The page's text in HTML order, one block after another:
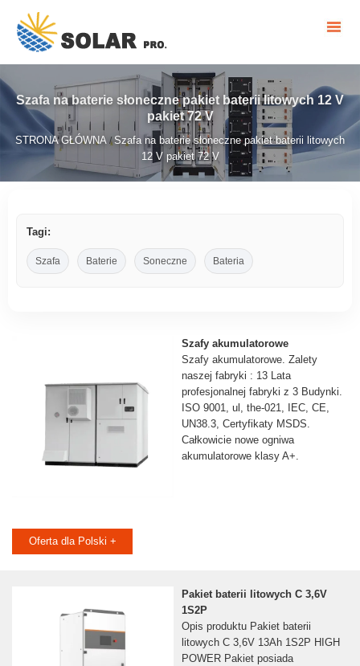
Szafa na baterie słoneczne pakiet baterii litowych 12 V
pakiet 72 V
STRONA GŁÓWNA / Szafa na baterie słoneczne pakiet baterii litowych
12 V pakiet 72 V
Tagi:
Szafa Baterie Soneczne Bateria
Szafy akumulatorowe
Szafy akumulatorowe. Zalety
naszej fabryki : 13 Lata
profesjonalnej fabryki z 3 Budynki.
ISO 9001, ul, the-021, IEC, CE,
UN38.3, Certyfikaty MSDS.
Całkowicie nowe ogniwa
akumulatorowe klasy A+.
Oferta dla Polski +
Pakiet baterii litowych C 3,6V
1S2P
Opis produktu Pakiet baterii
litowych C 3,6V 13Ah 1S2P HIGH
POWER Pakiet posiada